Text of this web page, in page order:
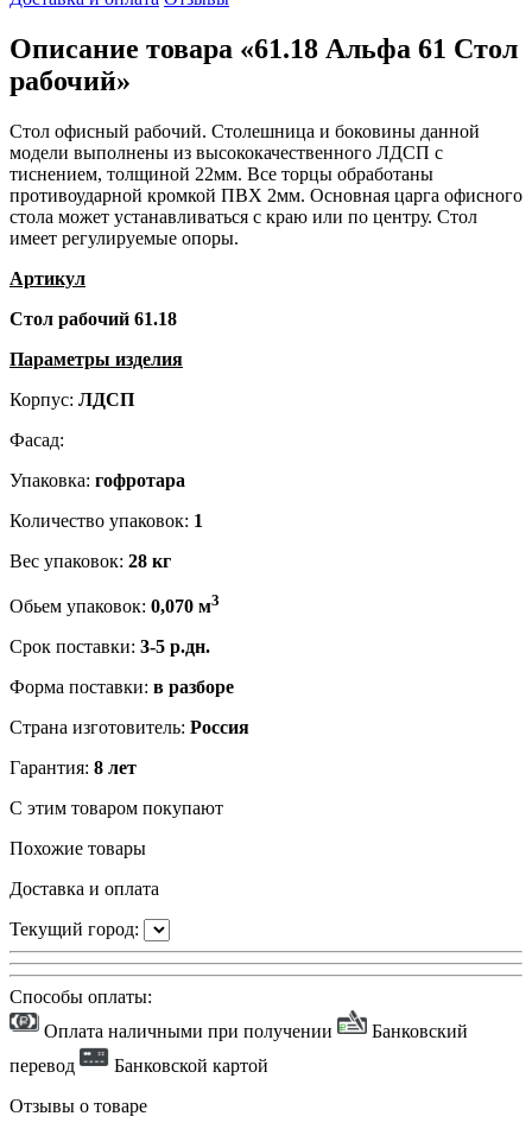
Описание товара «61.18 Альфа 61 Стол
рабочий»
Стол офисный рабочий. Столешница и боковины данной
модели выполнены из высококачественного ЛДСП с
тиснением, толщиной 22мм. Все торцы обработаны
противоударной кромкой ПВХ 2мм. Основная царга офисного
стола может устанавливаться с краю или по центру. Стол
имеет регулируемые опоры.
Артикул
Стол рабочий 61.18
Параметры изделия
Корпус: ЛДСП
Фасад:
Упаковка: гофротара
Количество упаковок: 1
Вес упаковок: 28 кг
Обьем упаковок: 0,070 м3
Срок поставки: 3-5 р.дн.
Форма поставки: в разборе
Страна изготовитель: Россия
Гарантия: 8 лет
С этим товаром покупают
Похожие товары
Доставка и оплата
Текущий город:
Способы оплаты:
Оплата наличными при получении
Банковский
перевод
Банковской картой
Отзывы о товаре